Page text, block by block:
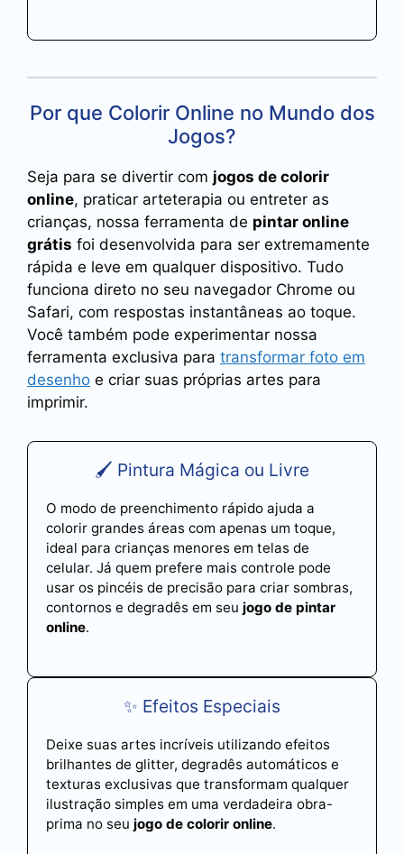
Por que Colorir Online no Mundo dos
Jogos?
Seja para se divertir com jogos de colorir
online, praticar arteterapia ou entreter as
crianças, nossa ferramenta de pintar online
grátis foi desenvolvida para ser extremamente
rápida e leve em qualquer dispositivo. Tudo
funciona direto no seu navegador Chrome ou
Safari, com respostas instantâneas ao toque.
Você também pode experimentar nossa
ferramenta exclusiva para transformar foto em
desenho e criar suas próprias artes para
imprimir.
🖌️ Pintura Mágica ou Livre
O modo de preenchimento rápido ajuda a
colorir grandes áreas com apenas um toque,
ideal para crianças menores em telas de
celular. Já quem prefere mais controle pode
usar os pincéis de precisão para criar sombras,
contornos e degradês em seu jogo de pintar
online.
✨ Efeitos Especiais
Deixe suas artes incríveis utilizando efeitos
brilhantes de glitter, degradês automáticos e
texturas exclusivas que transformam qualquer
ilustração simples em uma verdadeira obra-
prima no seu jogo de colorir online.